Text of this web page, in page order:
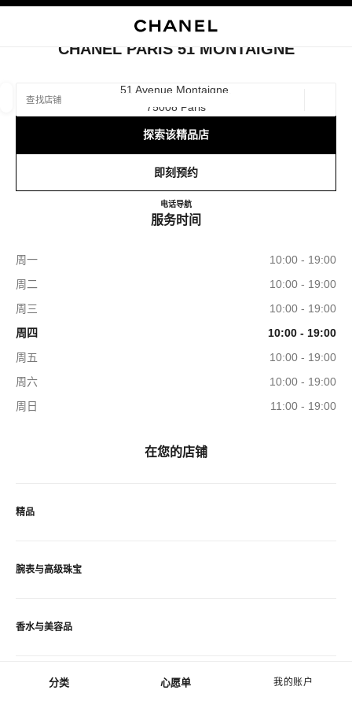
菜单 - 主导航
分类 心愿单 我的账户
关闭精品店卡片 CHANEL PARIS 51 MONTAIGNE
CHANEL PARIS 51 MONTAIGNE
51 Avenue Montaigne,
75008 Paris
探索该精品店
即刻预约
电话+33 01 87 21 50 33
导航CHANEL PARIS 51
服务时间
周一
10:00 - 19:00
周二
10:00 - 19:00
周三
10:00 - 19:00
周四
10:00 - 19:00
周五
10:00 - 19:00
周六
10:00 - 19:00
周日
11:00 - 19:00
在您的店铺
精品
腕表与高级珠宝
香水与美容品
腕表与高级珠宝